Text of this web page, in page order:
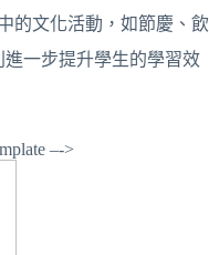
的文化活動，如節慶、飲
一步提升學生的學習效
–->